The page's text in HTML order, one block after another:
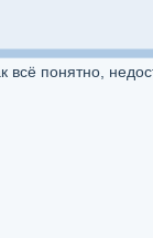
всё понятно,